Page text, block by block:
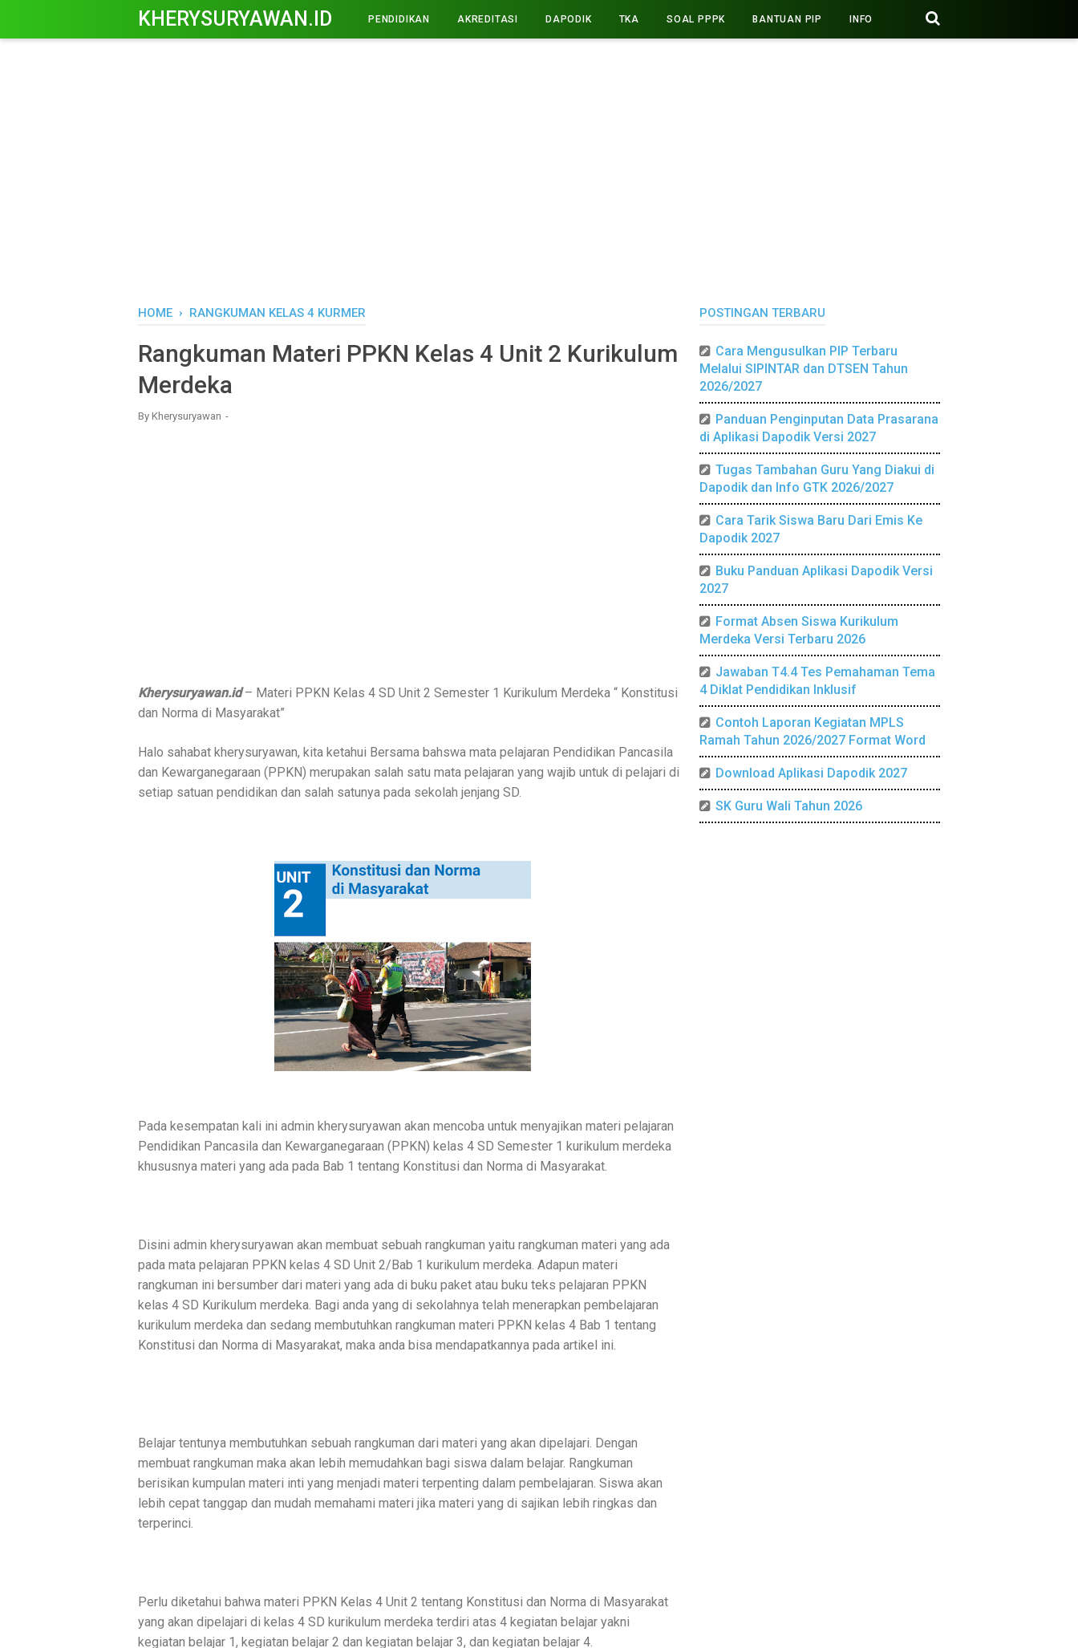
KHERYSURYAWAN.ID PENDIDIKAN AKREDITASI DAPODIK TKA SOAL PPPK BANTUAN PIP INFO
HOME › RANGKUMAN KELAS 4 KURMER
Rangkuman Materi PPKN Kelas 4 Unit 2 Kurikulum
Merdeka
By Kherysuryawan
Kherysuryawan.id– Materi PPKN Kelas 4 SD Unit 2 Semester 1 Kurikulum Merdeka “ Konstitusi
dan Norma di Masyarakat”
Halo sahabat kherysuryawan, kita ketahui Bersama bahswa mata pelajaran Pendidikan Pancasila
dan Kewarganegaraan (PPKN) merupakan salah satu mata pelajaran yang wajib untuk di pelajari di
setiap satuan pendidikan dan salah satunya pada sekolah jenjang SD.
Pada kesempatan kali ini admin kherysuryawan akan mencoba untuk menyajikan materi pelajaran
Pendidikan Pancasila dan Kewarganegaraan (PPKN) kelas 4 SD Semester 1 kurikulum merdeka
khususnya materi yang ada pada Bab 1 tentang Konstitusi dan Norma di Masyarakat.
Disini admin kherysuryawan akan membuat sebuah rangkuman yaitu rangkuman materi yang ada
pada mata pelajaran PPKN kelas 4 SD Unit 2/Bab 1 kurikulum merdeka. Adapun materi
rangkuman ini bersumber dari materi yang ada di buku paket atau buku teks pelajaran PPKN
kelas 4 SD Kurikulum merdeka. Bagi anda yang di sekolahnya telah menerapkan pembelajaran
kurikulum merdeka dan sedang membutuhkan rangkuman materi PPKN kelas 4 Bab 1 tentang
Konstitusi dan Norma di Masyarakat, maka anda bisa mendapatkannya pada artikel ini.
Belajar tentunya membutuhkan sebuah rangkuman dari materi yang akan dipelajari. Dengan
membuat rangkuman maka akan lebih memudahkan bagi siswa dalam belajar. Rangkuman
berisikan kumpulan materi inti yang menjadi materi terpenting dalam pembelajaran. Siswa akan
lebih cepat tanggap dan mudah memahami materi jika materi yang di sajikan lebih ringkas dan
terperinci.
Perlu diketahui bahwa materi PPKN Kelas 4 Unit 2 tentang Konstitusi dan Norma di Masyarakat
yang akan dipelajari di kelas 4 SD kurikulum merdeka terdiri atas 4 kegiatan belajar yakni
kegiatan belajar 1, kegiatan belajar 2 dan kegiatan belajar 3, dan kegiatan belajar 4.
POSTINGAN TERBARU
Cara Mengusulkan PIP Terbaru
Melalui SIPINTAR dan DTSEN Tahun
2026/2027
Panduan Penginputan Data Prasarana
di Aplikasi Dapodik Versi 2027
Tugas Tambahan Guru Yang Diakui di
Dapodik dan Info GTK 2026/2027
Cara Tarik Siswa Baru Dari Emis Ke
Dapodik 2027
Buku Panduan Aplikasi Dapodik Versi
2027
Format Absen Siswa Kurikulum
Merdeka Versi Terbaru 2026
Jawaban T4.4 Tes Pemahaman Tema
4 Diklat Pendidikan Inklusif
Contoh Laporan Kegiatan MPLS
Ramah Tahun 2026/2027 Format Word
Download Aplikasi Dapodik 2027
SK Guru Wali Tahun 2026